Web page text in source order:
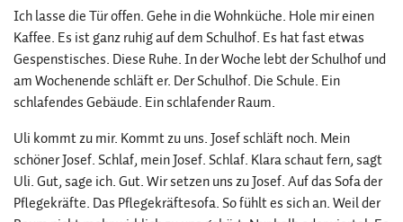
Ich lasse die Tür offen. Gehe in die Wohnküche. Hole mir einen
Kaffee. Es ist ganz ruhig auf dem Schulhof. Es hat fast etwas
Gespenstisches. Diese Ruhe. In der Woche lebt der Schulhof und
am Wochenende schläft er. Der Schulhof. Die Schule. Ein
schlafendes Gebäude. Ein schlafender Raum.
Uli kommt zu mir. Kommt zu uns. Josef schläft noch. Mein
schöner Josef. Schlaf, mein Josef. Schlaf. Klara schaut fern, sagt
Uli. Gut, sage ich. Gut. Wir setzen uns zu Josef. Auf das Sofa der
Pflegekräfte. Das Pflegekräftesofa. So fühlt es sich an. Weil der